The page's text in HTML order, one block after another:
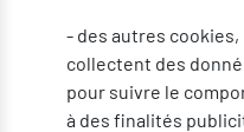
- des autres
collectent des
pour suivre le
à des finalités